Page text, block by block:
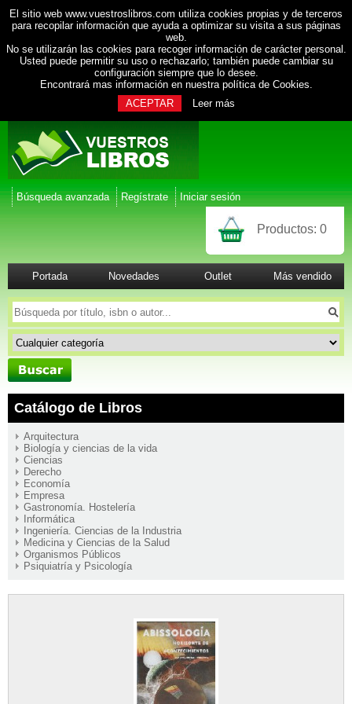
El sitio web www.vuestroslibros.com utiliza cookies propias y de terceros
para recopilar información que ayuda a optimizar su visita a sus páginas
web.
No se utilizarán las cookies para recoger información de carácter personal.
Usted puede permitir su uso o rechazarlo; también puede cambiar su
configuración siempre que lo desee.
Encontrará mas información en nuestra política de Cookies.
ACEPTAR
Leer más
Búsqueda avanzada Regístrate Iniciar sesión
Productos: 0
Portada Novedades Outlet Más vendido
Catálogo de Libros
Arquitectura
Biología y ciencias de la vida
Ciencias
Derecho
Economía
Empresa
Gastronomía. Hostelería
Informática
Ingeniería. Ciencias de la Industria
Medicina y Ciencias de la Salud
Organismos Públicos
Psiquiatría y Psicología